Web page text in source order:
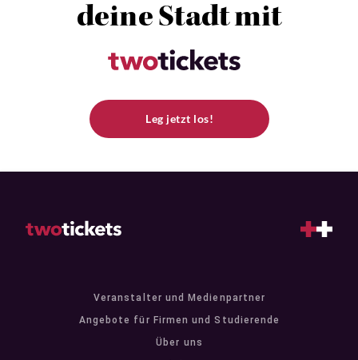
deine Stadt mit
Leg jetzt los!
Veranstalter und Medienpartner
Angebote für Firmen und Studierende
Über uns